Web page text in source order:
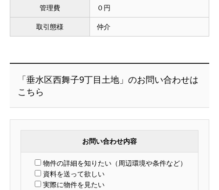
管理費 ０円
取引態様 仲介
「垂水区西舞子9丁目土地」のお問い合わせは
こちら
お問い合わせ内容
物件の詳細を知りたい（周辺環境や条件など）
資料を送って欲しい
実際に物件を見たい